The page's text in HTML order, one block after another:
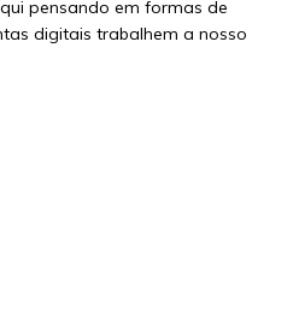
pensando em formas de
digitais trabalhem a nosso